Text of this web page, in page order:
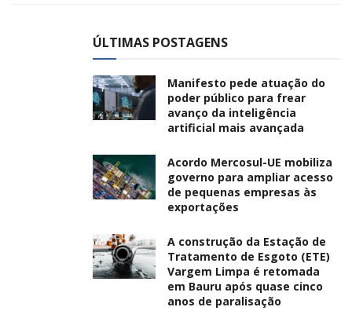
ÚLTIMAS POSTAGENS
Manifesto pede atuação do
poder público para frear
avanço da inteligência
artificial mais avançada
Acordo Mercosul-UE mobiliza
governo para ampliar acesso
de pequenas empresas às
exportações
A construção da Estação de
Tratamento de Esgoto (ETE)
Vargem Limpa é retomada
em Bauru após quase cinco
anos de paralisação